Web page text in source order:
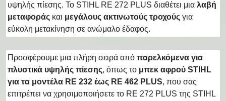
υψηλής πίεσης. Το STIHL RE 272 PLUS διαθέτει μια λαβή
μεταφοράς και μεγάλους ακτινωτούς τροχούς για
εύκολη μετακίνηση σε ανώμαλο έδαφος.
Προσφέρουμε μια πλήρη σειρά από παρελκόμενα για
πλυστικά υψηλής πίεσης, όπως το μπεκ αφρού STIHL
για τα μοντέλα RE 232 έως RE 462 PLUS, που σας
επιτρέπει να χρησιμοποιήσετε το RE 272 PLUS της STIHL